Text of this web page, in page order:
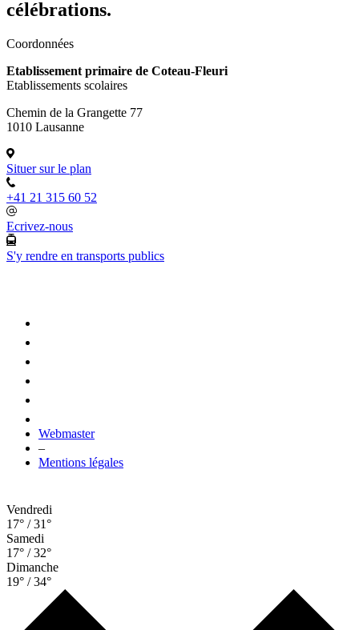
célébrations.
Coordonnées
Etablissement primaire de Coteau-Fleuri
Etablissements scolaires
Chemin de la Grangette 77
1010 Lausanne
Situer sur le plan
+41 21 315 60 52
Ecrivez-nous
S'y rendre en transports publics
Webmaster
–
Mentions légales
Vendredi
17° / 31°
Samedi
17° / 32°
Dimanche
19° / 34°